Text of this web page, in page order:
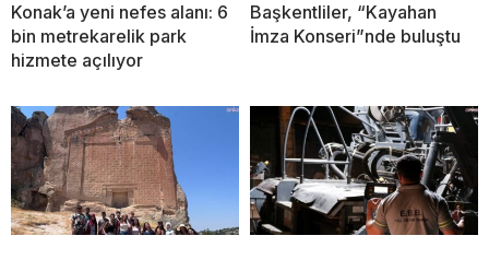
Konak’a yeni nefes alanı: 6
bin metrekarelik park
hizmete açılıyor
Başkentliler, “Kayahan
İmza Konseri”nde buluştu